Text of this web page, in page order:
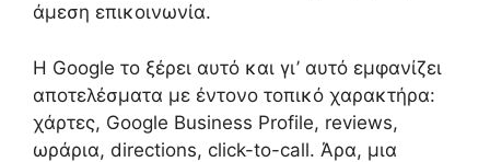
άμεση επικοινωνία.
Η Google το ξέρει αυτό και γι’ αυτό εμφανίζει
αποτελέσματα με έντονο τοπικό χαρακτήρα:
χάρτες, Google Business Profile, reviews,
ωράρια, directions, click-to-call. Άρα, μια